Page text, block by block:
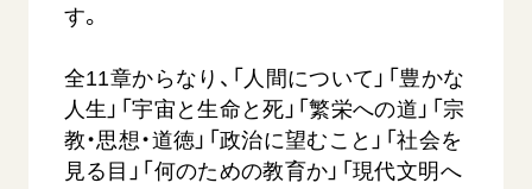
す。
全11章からなり、「人間について」「豊かな
人生」「宇宙と生命と死」「繁栄への道」「宗
教・思想・道徳」「政治に望むこと」「社会を
見る目」「何のための教育か」「現代文明へ